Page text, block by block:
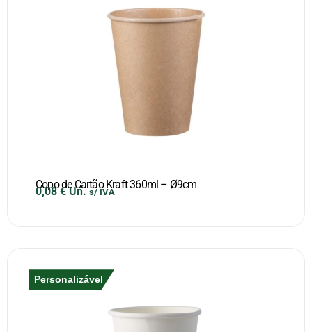
Copo de Cartão Kraft 360ml – Ø9cm
0,08€ Un. s/ IVA
Personalizável